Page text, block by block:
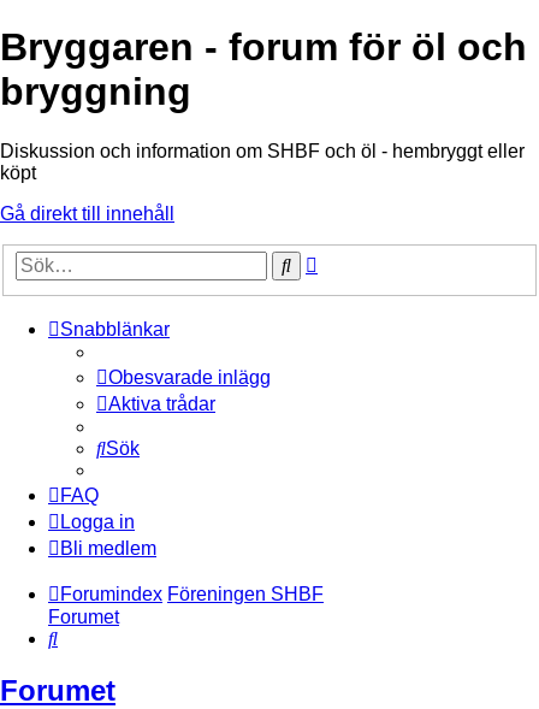
Bryggaren - forum för öl och
bryggning
Diskussion och information om SHBF och öl - hembryggt eller
köpt
Gå direkt till innehåll
Sök
Snabblänkar
Obesvarade inlägg
Aktiva trådar
Sök
FAQ
Logga in
Bli medlem
Forumindex Föreningen SHBF
Forumet
Sök
Forumet